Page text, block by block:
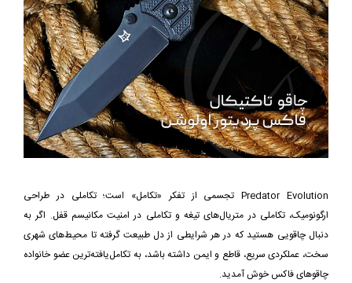
Predator Evolution تجسمی از تفکر «تکامل» است؛ تکاملی در طراحی
ارگونومیک، تکاملی در متریال‌های تیغه و تکاملی در امنیت مکانیسم قفل. اگر به
دنبال چاقویی هستید که در هر شرایطی از دل طبیعت گرفته تا محیط‌های شهری
سخت، عملکردی سریع، قاطع و ایمن داشته باشد، به تکامل‌یافته‌ترین عضو خانواده
چاقوهای فاکس خوش آمدید.